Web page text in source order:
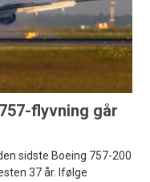
flyvning går
sidste Boeing 757-200
37 år. Ifølge